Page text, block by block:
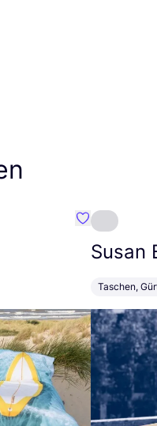
Favorit SNURK
Susan
Taschen,